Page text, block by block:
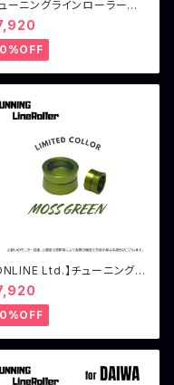
ーニングラインローラー
ノ用
Ltd.】チューニングラ
ローラー シマノ用 モスグ
ン